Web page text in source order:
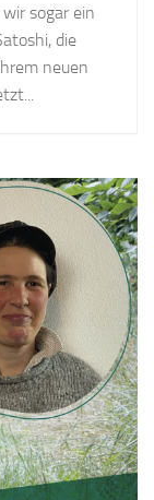
sogar ein
die
neuen